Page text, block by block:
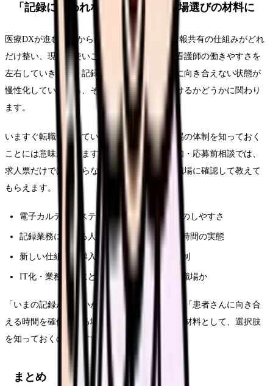
「記録に追われない環境か」を職場選びの材料に
医療DXが進むこれからは、「電子カルテや情報共有の仕組みがどれ
だけ整い、現場が使いこなせているか」が、看護師の働きやすさを
左右していきます。記録に追われて患者さんに向き合えない状態が
慢性化しているなら、それは長く安心して働けるかどうかに関わり
ます。
いますぐ転職を考えていなくても、ほかの職場の体制を知っておく
ことには意味があります。当サイトの求人通知・応募前相談では、
求人票だけでは分からない次のような点を、職場に確認して教えて
もらえます。
電子カルテのシステムや、記録・情報共有のしやすさ
記録業務に割ける人員配置と、残業・記録時間の実態
新しい仕組みの導入時の研修・サポート体制
IT化・業務改善にどれくらい投資している職場か
「いまの記録がつらいから逃げる」ではなく、「患者さんに向き合
える時間を確保できる場所はどこか」を考える材料として、選択肢
を知っておくのがおすすめです。
まとめ